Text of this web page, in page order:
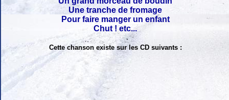
Une tranche de fromage
Pour faire manger un enfant
Chut ! etc...
Cette chanson existe sur les CD suivants :